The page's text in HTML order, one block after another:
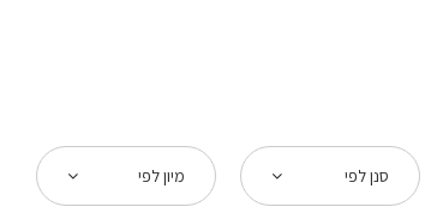
סנן לפי מיון לפי